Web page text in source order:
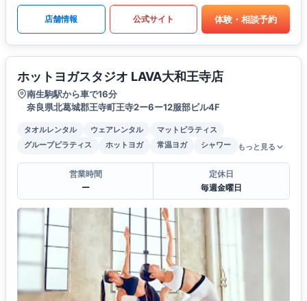
店舗情報 公式サイト 体験・相談予約
ホットヨガスタジオ LAVA大和王寺店
南生駒駅から車で16分
奈良県北葛城郡王寺町王寺2ー6ー12服部ビル4F
タオルレンタル ウェアレンタル
マットピラティス
グループピラティス
ホットヨガ 常温ヨガ シャワー もっと見る
営業時間
ー
定休日
毎週金曜日